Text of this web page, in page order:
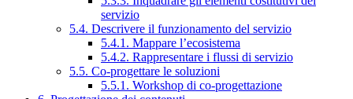
servizio
5.4. Descrivere il funzionamento del servizio
5.4.1. Mappare l’ecosistema
5.4.2. Rappresentare i flussi di servizio
5.5. Co-progettare le soluzioni
5.5.1. Workshop di co-progettazione